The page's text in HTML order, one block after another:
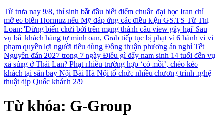
Từ trưa nay 9/8, thí sinh bắt đầu biết điểm chuẩn đại học Iran chỉ
mở eo biển Hormuz nếu Mỹ đáp ứng các điều kiện GS.TS Từ Thị
Loan: 'Đừng biến chửi bới trên mạng thành câu view gây hại' Sau
vụ bắt khách hàng tự minh oan, Grab tiếp tục bị phạt vì 6 hành vi vi
phạm quyền lợi người tiêu dùng Đồng thuận phương án nghỉ Tết
Nguyên đán 2027 trong 7 ngày Điều gì đẩy nam sinh 14 tuổi đến vụ
xả súng ở Thái Lan? Phạt nhiều trường hợp ‘cò mồi’, chèo kéo
khách tại sân bay Nội Bài Hà Nội tổ chức nhiều chương trình nghệ
thuật dịp Quốc khánh 2/9
Từ khóa: G-Group